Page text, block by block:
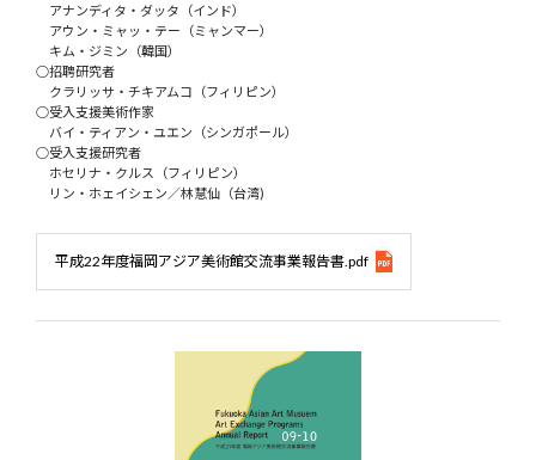
アナンディタ・ダッタ（インド）
アウン・ミャッ・テー（ミャンマー）
キム・ジミン（韓国）
○招聘研究者
クラリッサ・チキアムコ（フィリピン）
○受入支援美術作家
バイ・ティアン・ユエン（シンガポール）
○受入支援研究者
ホセリナ・クルス（フィリピン）
リン・ホェイシェン／林慧仙（台湾)
平成22年度福岡アジア美術館交流事業報告書.pdf